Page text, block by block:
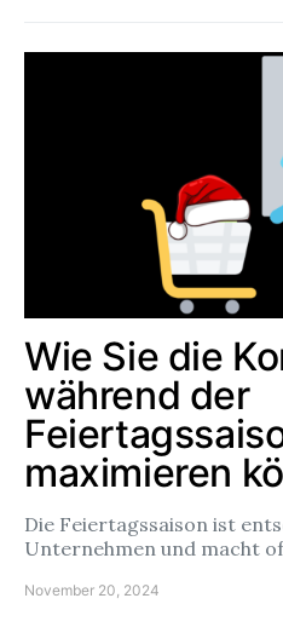
Wie Sie die
während der
maximieren
Die Feiertagssaison ist
Unternehmen und macht
November 20, 2024